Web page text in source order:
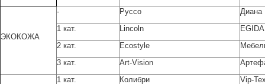
ЭКОКОЖА
- Руссо
Диана
1 кат.
Lincoln
EGIDA
2 кат.
Ecostyle
3 кат.
Art-Vision
1 кат. Колибри
Vip-